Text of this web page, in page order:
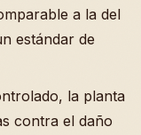
a la del
estándar de
la planta
contra el daño